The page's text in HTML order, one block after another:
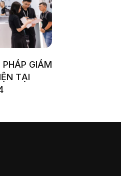
PHÁP GIÁM
TẠI